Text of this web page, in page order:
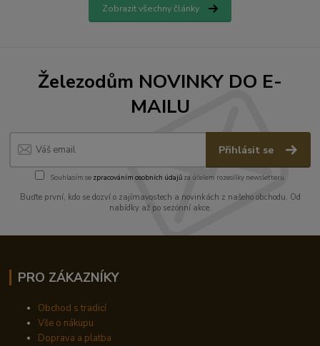
Zobrazit všechny články
Železodům NOVINKY DO E-
MAILU
Přihlásit se
Souhlasím se zpracováním osobních údajůza účelem rozesílky newsletteru.
Buďte první, kdo se dozví o zajímavostech a novinkách z našeho obchodu. Od
nabídky až po sezónní akce.
PRO ZÁKAZNÍKY
Obchod s tradicí
Vše o nákupu
Doprava a platba